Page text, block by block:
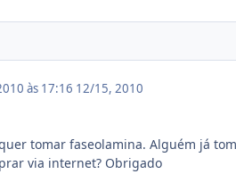
às 17:16 12/15, 2010
tomar faseolamina. Alguém já
via internet? Obrigado